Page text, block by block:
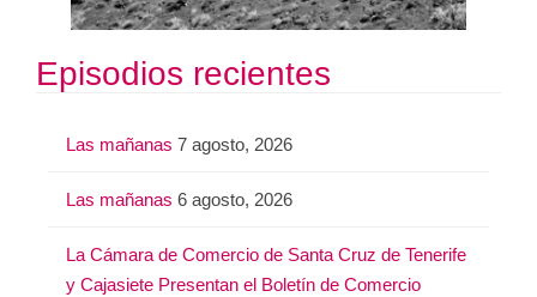
Episodios recientes
Las mañanas 7 agosto, 2026
Las mañanas 6 agosto, 2026
La Cámara de Comercio de Santa Cruz de Tenerife
y Cajasiete Presentan el Boletín de Comercio